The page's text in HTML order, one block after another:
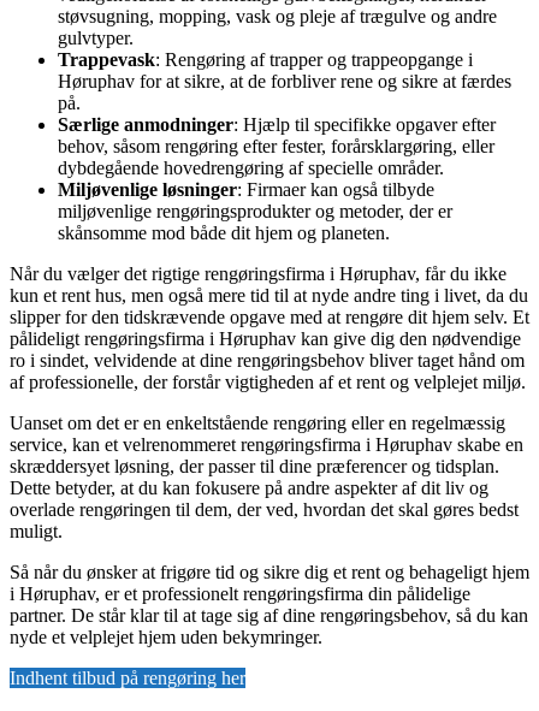
støvsugning, mopping, vask og pleje af trægulve og andre
gulvtyper.
Trappevask: Rengøring af trapper og trappeopgange i
Høruphav for at sikre, at de forbliver rene og sikre at færdes
på.
Særlige anmodninger: Hjælp til specifikke opgaver efter
behov, såsom rengøring efter fester, forårsklargøring, eller
dybdegående hovedrengøring af specielle områder.
Miljøvenlige løsninger: Firmaer kan også tilbyde
miljøvenlige rengøringsprodukter og metoder, der er
skånsomme mod både dit hjem og planeten.
Når du vælger det rigtige rengøringsfirma i Høruphav, får du ikke
kun et rent hus, men også mere tid til at nyde andre ting i livet, da du
slipper for den tidskrævende opgave med at rengøre dit hjem selv. Et
pålideligt rengøringsfirma i Høruphav kan give dig den nødvendige
ro i sindet, velvidende at dine rengøringsbehov bliver taget hånd om
af professionelle, der forstår vigtigheden af et rent og velplejet miljø.
Uanset om det er en enkeltstående rengøring eller en regelmæssig
service, kan et velrenommeret rengøringsfirma i Høruphav skabe en
skræddersyet løsning, der passer til dine præferencer og tidsplan.
Dette betyder, at du kan fokusere på andre aspekter af dit liv og
overlade rengøringen til dem, der ved, hvordan det skal gøres bedst
muligt.
Så når du ønsker at frigøre tid og sikre dig et rent og behageligt hjem
i Høruphav, er et professionelt rengøringsfirma din pålidelige
partner. De står klar til at tage sig af dine rengøringsbehov, så du kan
nyde et velplejet hjem uden bekymringer.
Indhent tilbud på rengøring her